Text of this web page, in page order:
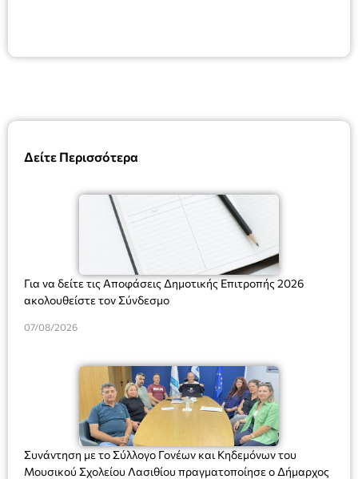
Δείτε Περισσότερα
Για να δείτε τις Αποφάσεις Δημοτικής Επιτροπής 2026
ακολουθείστε τον Σύνδεσμο
07/08/2026
Συνάντηση με το Σύλλογο Γονέων και Κηδεμόνων του
Μουσικού Σχολείου Λασιθίου πραγματοποίησε ο Δήμαρχος